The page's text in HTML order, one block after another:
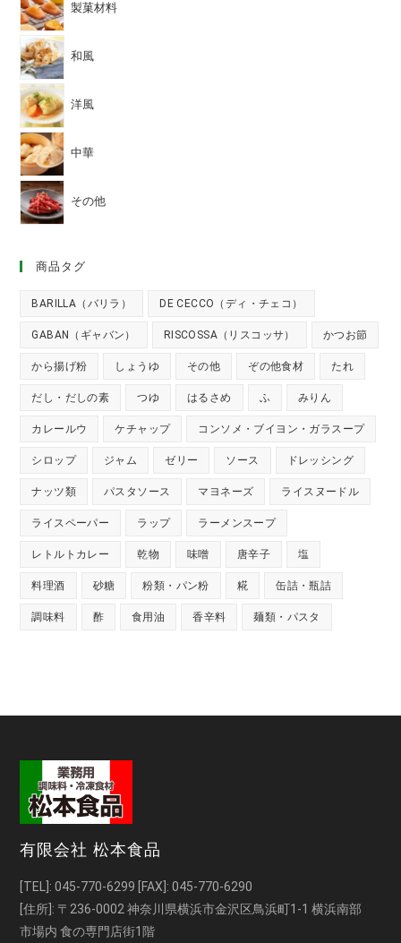
製菓材料
和風
洋風
中華
その他
商品タグ
BARILLA（バリラ） DE CECCO（ディ・チェコ）
GABAN（ギャバン） RISCOSSA（リスコッサ） かつお節
から揚げ粉 しょうゆ その他 ぞの他食材 たれ
だし・だしの素 つゆ はるさめ ふ みりん
カレールウ ケチャップ コンソメ・ブイヨン・ガラスープ
シロップ ジャム ゼリー ソース ドレッシング
ナッツ類 パスタソース マヨネーズ ライスヌードル
ライスペーパー ラップ ラーメンスープ
レトルトカレー 乾物 味噌 唐辛子 塩
料理酒 砂糖 粉類・パン粉 糀 缶詰・瓶詰
調味料 酢 食用油 香辛料 麺類・パスタ
有限会社 松本食品
[TEL]:045-770-6299 [FAX]: 045-770-6290
[住所]: 〒236-0002 神奈川県横浜市金沢区鳥浜町1-1 横浜南部
市場内 食の専門店街1階